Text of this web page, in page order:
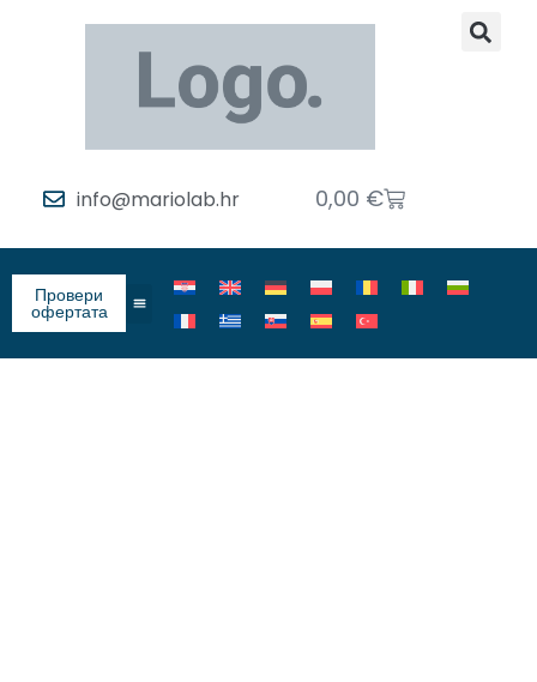
info@mariolab.hr 0,00 €
Провери
офертата